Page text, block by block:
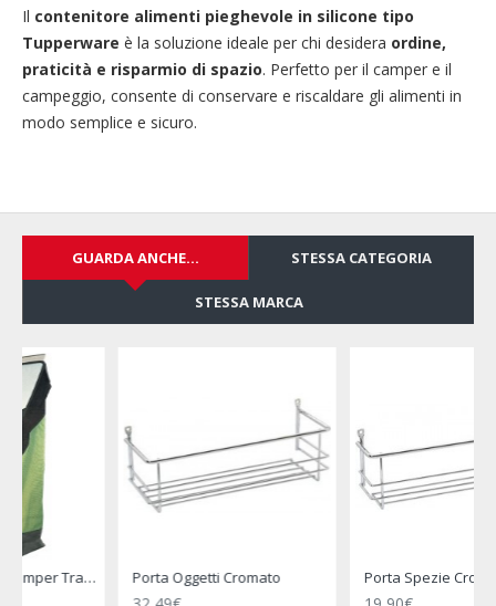
Il contenitore alimenti pieghevole in silicone tipo
Tupperware è la soluzione ideale per chi desidera ordine,
praticità e risparmio di spazio. Perfetto per il camper e il
campeggio, consente di conservare e riscaldare gli alimenti in
modo semplice e sicuro.
GUARDA ANCHE... STESSA CATEGORIA
STESSA MARCA
Porta Spezie Cromato Appendiabiti Doppio Cromato - REIMO